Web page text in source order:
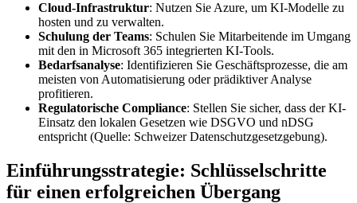
Cloud-Infrastruktur: Nutzen Sie Azure, um KI-Modelle zu
hosten und zu verwalten.
Schulung der Teams: Schulen Sie Mitarbeitende im Umgang
mit den in Microsoft 365 integrierten KI-Tools.
Bedarfsanalyse: Identifizieren Sie Geschäftsprozesse, die am
meisten von Automatisierung oder prädiktiver Analyse
profitieren.
Regulatorische Compliance: Stellen Sie sicher, dass der KI-
Einsatz den lokalen Gesetzen wie DSGVO und nDSG
entspricht (Quelle: Schweizer Datenschutzgesetzgebung).
Einführungsstrategie: Schlüsselschritte
für einen erfolgreichen Übergang